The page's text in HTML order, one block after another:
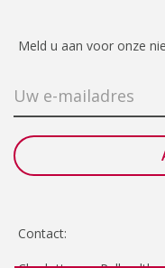
Meld u aan voor onze
Contact: